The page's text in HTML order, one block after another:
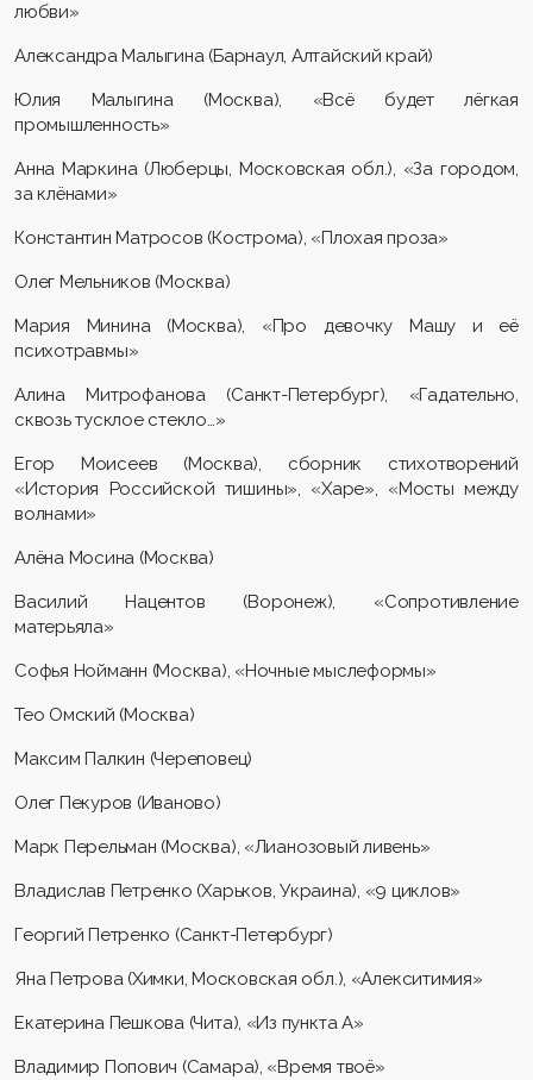
любви»
Александра Малыгина (Барнаул, Алтайский край)
Юлия Малыгина (Москва), «Всё будет лёгкая
промышленность»
Анна Маркина (Люберцы, Московская обл.), «За городом,
за клёнами»
Константин Матросов (Кострома), «Плохая проза»
Олег Мельников (Москва)
Мария Минина (Москва), «Про девочку Машу и её
психотравмы»
Алина Митрофанова (Санкт-Петербург), «Гадательно,
сквозь тусклое стекло…»
Егор Моисеев (Москва), сборник стихотворений
«История Российской тишины», «Харе», «Мосты между
волнами»
Алёна Мосина (Москва)
Василий Нацентов (Воронеж), «Сопротивление
матерьяла»
Софья Нойманн (Москва), «Ночные мыслеформы»
Тео Омский (Москва)
Максим Палкин (Череповец)
Олег Пекуров (Иваново)
Марк Перельман (Москва), «Лианозовый ливень»
Владислав Петренко (Харьков, Украина), «9 циклов»
Георгий Петренко (Санкт-Петербург)
Яна Петрова (Химки, Московская обл.), «Алекситимия»
Екатерина Пешкова (Чита), «Из пункта А»
Владимир Попович (Самара), «Время твоё»